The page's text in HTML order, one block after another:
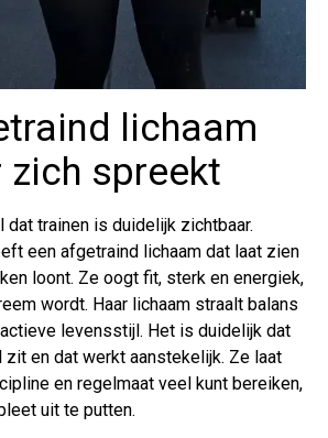
lichaam
spreekt
dat trainen is duidelijk zichtbaar.
een afgetraind lichaam dat laat zien
loont. Ze oogt fit, sterk en energiek,
wordt. Haar lichaam straalt balans
levensstijl. Het is duidelijk dat
zit en dat werkt aanstekelijk. Ze laat
en regelmaat veel kunt bereiken,
uit te putten.